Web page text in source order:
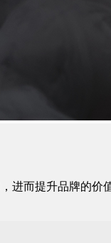
进而提升品牌的价